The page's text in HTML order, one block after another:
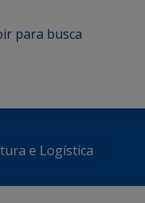
ir para busca
e Logística